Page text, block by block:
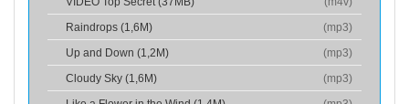
(mp3)
Raindrops (1,6M)
(mp3)
Up and Down (1,2M)
(mp3)
Cloudy Sky (1,6M)